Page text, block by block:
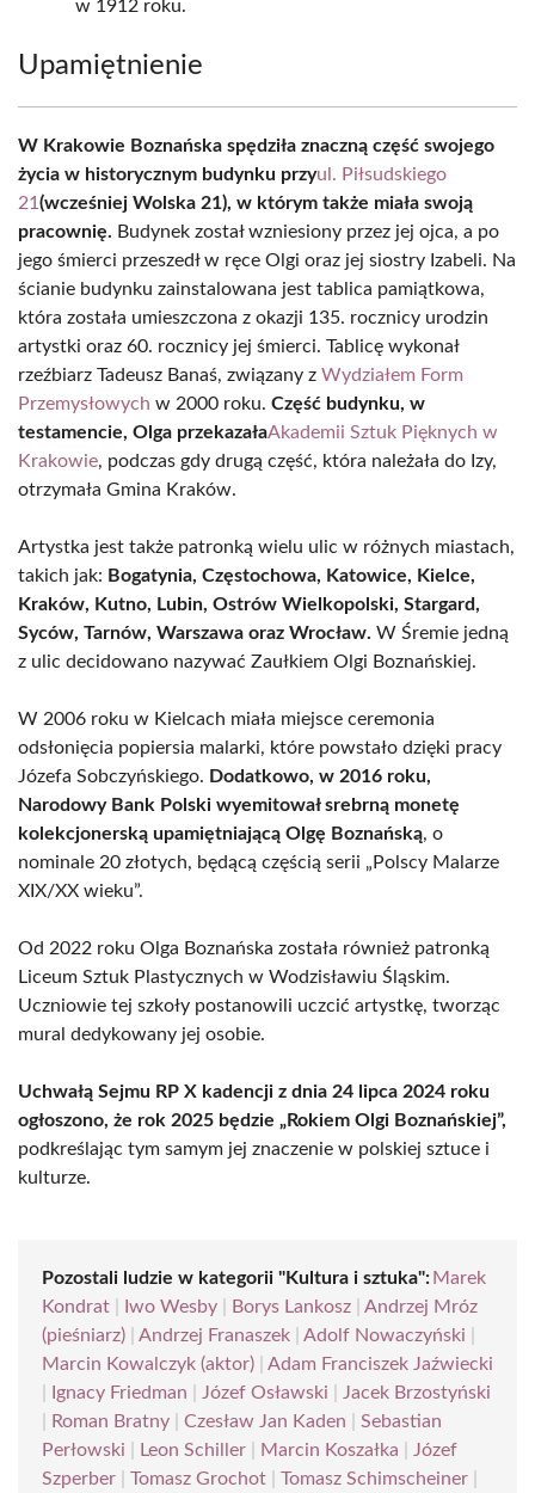
w 1912 roku.
Upamiętnienie
W Krakowie Boznańska spędziła znaczną część swojego
życia w historycznym budynku przyul. Piłsudskiego
21 (wcześniej Wolska 21), w którym także miała swoją
pracownię. Budynek został wzniesiony przez jej ojca, a po
jego śmierci przeszedł w ręce Olgi oraz jej siostry Izabeli. Na
ścianie budynku zainstalowana jest tablica pamiątkowa,
która została umieszczona z okazji 135. rocznicy urodzin
artystki oraz 60. rocznicy jej śmierci. Tablicę wykonał
rzeźbiarz Tadeusz Banaś, związany z Wydziałem Form
Przemysłowych w 2000 roku. Część budynku, w
testamencie, Olga przekazałaAkademii Sztuk Pięknych w
Krakowie, podczas gdy drugą część, która należała do Izy,
otrzymała Gmina Kraków.
Artystka jest także patronką wielu ulic w różnych miastach,
takich jak: Bogatynia, Częstochowa, Katowice, Kielce,
Kraków, Kutno, Lubin, Ostrów Wielkopolski, Stargard,
Syców, Tarnów, Warszawa oraz Wrocław. W Śremie jedną
z ulic decidowano nazywać Zaułkiem Olgi Boznańskiej.
W 2006 roku w Kielcach miała miejsce ceremonia
odsłonięcia popiersia malarki, które powstało dzięki pracy
Józefa Sobczyńskiego. Dodatkowo, w 2016 roku,
Narodowy Bank Polski wyemitował srebrną monetę
kolekcjonerską upamiętniającą Olgę Boznańską, o
nominale 20 złotych, będącą częścią serii „Polscy Malarze
XIX/XX wieku”.
Od 2022 roku Olga Boznańska została również patronką
Liceum Sztuk Plastycznych w Wodzisławiu Śląskim.
Uczniowie tej szkoły postanowili uczcić artystkę, tworząc
mural dedykowany jej osobie.
Uchwałą Sejmu RP X kadencji z dnia 24 lipca 2024 roku
ogłoszono, że rok 2025 będzie „Rokiem Olgi Boznańskiej”,
podkreślając tym samym jej znaczenie w polskiej sztuce i
kulturze.
Pozostali ludzie w kategorii "Kultura i sztuka": Marek
Kondrat
Iwo Wesby Borys Lankosz
Andrzej Mróz
(pieśniarz)
Andrzej Franaszek Adolf Nowaczyński
Marcin Kowalczyk (aktor)
Adam Franciszek Jaźwiecki
Ignacy Friedman Józef Osławski
Jacek Brzostyński
Roman Bratny Czesław Jan Kaden
Sebastian
Perłowski
Leon Schiller Marcin Koszałka
Józef
Szperber
Tomasz Grochot Tomasz Schimscheiner